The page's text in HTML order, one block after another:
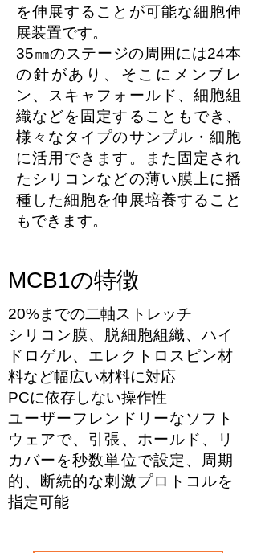
を伸展することが可能な細胞伸
展装置です。
35㎜のステージの周囲には24本
の針があり、そこにメンブレ
ン、スキャフォールド、細胞組
織などを固定することもでき、
様々なタイプのサンプル・細胞
に活用できます。また固定され
たシリコンなどの薄い膜上に播
種した細胞を伸展培養すること
もできます。
MCB1の特徴
20%までの二軸ストレッチ
シリコン膜、脱細胞組織、ハイ
ドロゲル、エレクトロスピン材
料など幅広い材料に対応
PCに依存しない操作性
ユーザーフレンドリーなソフト
ウェアで、引張、ホールド、リ
カバーを秒数単位で設定、周期
的、断続的な刺激プロトコルを
指定可能